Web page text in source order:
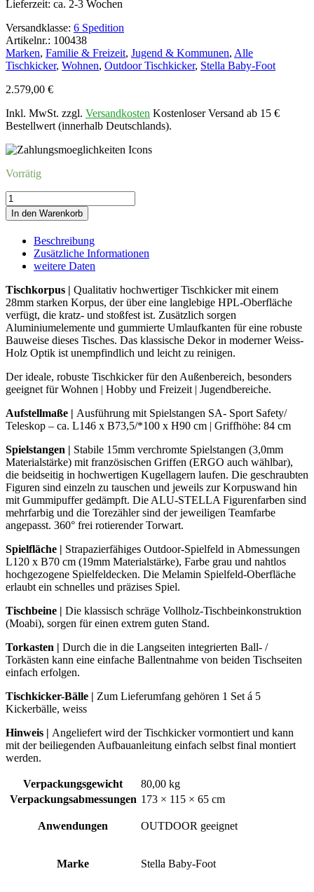
Lieferzeit: ca. 2-3 Wochen
Versandklasse: 6 Spedition
Artikelnr.: 100438
Marken, Familie & Freizeit, Jugend & Kommunen, Alle
Tischkicker, Wohnen, Outdoor Tischkicker, Stella Baby-Foot
2.579,00 €
Inkl. MwSt. zzgl. Versandkosten Kostenloser Versand ab 15 €
Bestellwert (innerhalb Deutschlands).
Vorrätig
Kicker
STELLA
HOME
OUTWEISS-
HOLZ-
GRAU
Menge
In den Warenkorb
Beschreibung
Zusätzliche Informationen
weitere Daten
Tischkorpus | Qualitativ hochwertiger Tischkicker mit einem
28mm starken Korpus, der über eine langlebige HPL-Oberfläche
verfügt, die kratz- und stoßfest ist. Zusätzlich sorgen
Aluminiumelemente und gummierte Umlaufkanten für eine robuste
Bauweise dieses Tisches. Das klassische Dekor in moderner Weiss-
Holz Optik ist unempfindlich und leicht zu reinigen.
Der ideale, robuste Tischkicker für den Außenbereich, besonders
geeignet für Wohnen | Hobby und Freizeit | Jugendbereiche.
Aufstellmaße | Ausführung mit Spielstangen SA- Sport Safety/
Teleskop – ca. L146 x B73,5/*100 x H90 cm | Griffhöhe: 84 cm
Spielstangen | Stabile 15mm verchromte Spielstangen (3,0mm
Materialstärke) mit französischen Griffen (ERGO auch wählbar),
die beidseitig in hochwertigen Kugellagern laufen. Die geschraubten
Figuren sind einzeln zu tauschen und jeweils zur Korpuswand hin
mit Gummipuffer gedämpft. Die ALU-STELLA Figurenfarben sind
mehrfarbig und die Torezähler sind der jeweiligen Teamfarbe
angepasst. 360° frei rotierender Torwart.
Spielfläche | Strapazierfähiges Outdoor-Spielfeld in Abmessungen
L120 x B70 cm (19mm Materialstärke), Farbe grau und nahtlos
hochgezogene Spielfeldecken. Die Melamin Spielfeld-Oberfläche
erlaubt ein schnelles und präzises Spiel.
Tischbeine | Die klassisch schräge Vollholz-Tischbeinkonstruktion
(Moabi), sorgen für einen extrem guten Stand.
Torkasten | Durch die in die Langseiten integrierten Ball- /
Torkästen kann eine einfache Ballentnahme von beiden Tischseiten
einfach erfolgen.
Tischkicker-Bälle | Zum Lieferumfang gehören 1 Set á 5
Kickerbälle, weiss
Hinweis | Angeliefert wird der Tischkicker vormontiert und kann
mit der beiliegenden Aufbauanleitung einfach selbst final montiert
werden.
Verpackungsgewicht
80,00 kg
Verpackungsabmessungen 173 × 115 × 65 cm
Anwendungen OUTDOOR geeignet
Marke Stella Baby-Foot